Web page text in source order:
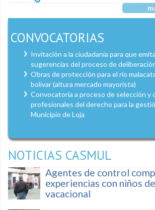
CONVOCATORIAS
Invitación a la ciudadanía para que
sugerencias del proceso de
Obras de protección para el río
bolívar (altura mercado mayorista)
Convocatoria a proceso de selección y
profesionales del derecho para la
Municipio de Loja
NOTICIAS CASMUL
Agentes de control
experiencias con niños
vacacional